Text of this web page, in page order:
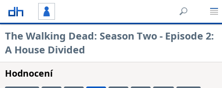
The Walking Dead: Season Two - Episode 2:
A House Divided
Hodnocení